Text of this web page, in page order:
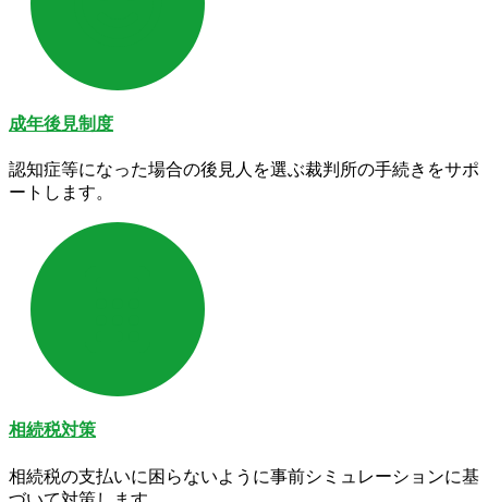
成年後見制度
認知症等になった場合の後見人を選ぶ裁判所の手続きをサポ
ートします。
相続税対策
相続税の支払いに困らないように事前シミュレーションに基